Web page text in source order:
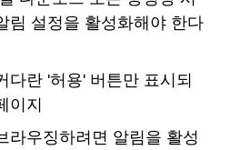
림 설정을 활성화해야 한다
다란 '허용' 버튼만 표시되
이지
라우징하려면 알림을 활성